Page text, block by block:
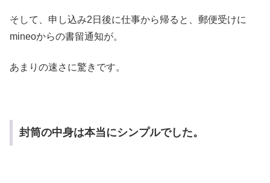
そして、申し込み2日後に仕事から帰ると、郵便受けに
mineoからの書留通知が。
あまりの速さに驚きです。
封筒の中身は本当にシンプルでした。